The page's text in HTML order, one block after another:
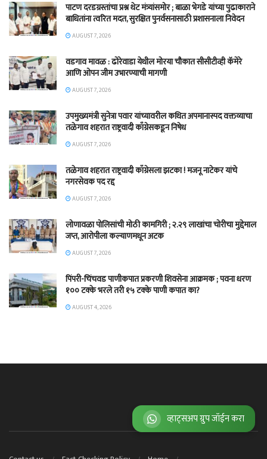
व्हाट्सअप ग्रुप जॉईन करा
पाटण दरडग्रस्तांचा प्रश्न थेट मंत्र्यांसमोर ; बाळा भेगडे यांच्या पुढाकाराने
बाधितांना त्वरित मदत, सुरक्षित पुनर्वसनासाठी प्रशासनाला निवेदन
AUGUST 7, 2026
वडगाव मावळ : ढोरेवाडा येथील मोरया चौकात सीसीटीव्ही कॅमेरे
आणि ओपन जीम उभारण्याची मागणी
AUGUST 7, 2026
उपमुख्यमंत्री सुनेत्रा पवार यांच्यावरील कथित अपमानास्पद वक्तव्याचा
तळेगाव शहरात राष्ट्रवादी काँग्रेसकडून निषेध
AUGUST 7, 2026
तळेगाव शहरात राष्ट्रवादी काँग्रेसला झटका ! मजनू नाटेकर यांचे
नगरसेवक पद रद्द
AUGUST 7, 2026
लोणावळा पोलिसांची मोठी कामगिरी ; २.२९ लाखांचा चोरीचा मुद्देमाल
जप्त, आरोपीला कल्याणमधून अटक
AUGUST 7, 2026
पिंपरी-चिंचवड पाणीकपात प्रकरणी शिवसेना आक्रमक ; पवना धरण
१०० टक्के भरले तरी १५ टक्के पाणी कपात का?
AUGUST 4, 2026